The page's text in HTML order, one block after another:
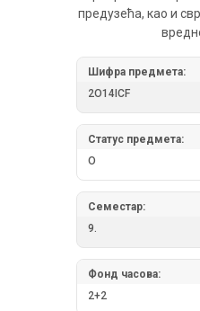
предузећа, као и
Шифра предмета:
2O14ICF
Статус предмета:
О
Семестар:
9.
Фонд часова:
2+2